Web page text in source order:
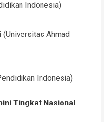
Indonesia)
(Universitas Ahmad
Indonesia)
Tingkat Nasional